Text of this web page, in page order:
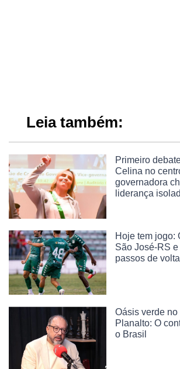
Leia também:
Primeiro
Celina no
governadora
liderança
Hoje tem jogo:
São José-RS
passos de
Oásis verde
Planalto: O
o Brasil